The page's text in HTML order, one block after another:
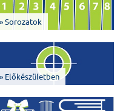
» Sorozatok
» Előkészületben